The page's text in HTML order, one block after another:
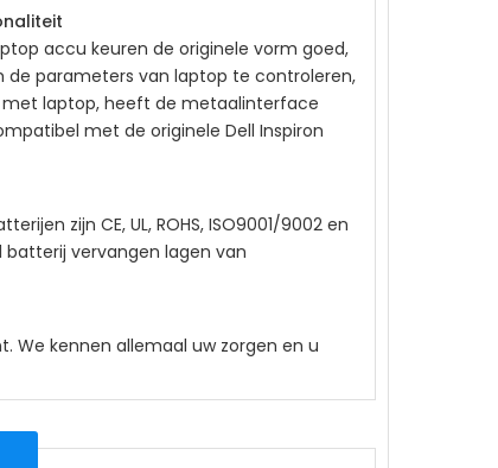
accu keuren de originele vorm goed,
de parameters van laptop te controleren,
met laptop, heeft de metaalinterface
met de originele Dell Inspiron
zijn CE, UL, ROHS, ISO9001/9002 en
batterij vervangen lagen van
We kennen allemaal uw zorgen en u